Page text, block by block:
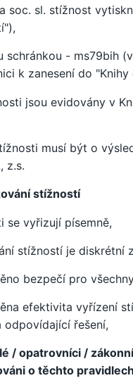
soc. sl. stížnost
schránkou - ms79bih
k zanesení do
jsou evidovány v
musí být o
z.s.
stížností
se vyřizují písemně,
stížností je diskrétní
bezpečí pro
efektivita vyřízení
odpovídající řešení,
/ opatrovníci /
o těchto